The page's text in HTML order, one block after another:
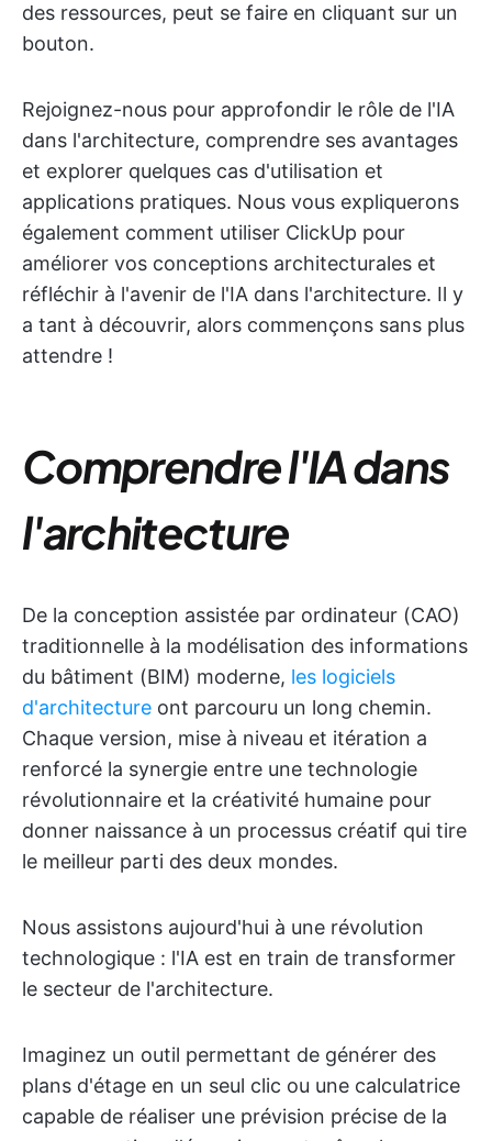
des ressources, peut se faire en cliquant sur un
bouton.
Rejoignez-nous pour approfondir le rôle de l'IA
dans l'architecture, comprendre ses avantages
et explorer quelques cas d'utilisation et
applications pratiques. Nous vous expliquerons
également comment utiliser ClickUp pour
améliorer vos conceptions architecturales et
réfléchir à l'avenir de l'IA dans l'architecture. Il y
a tant à découvrir, alors commençons sans plus
attendre !
Comprendre l'IA dans
l'architecture
De la conception assistée par ordinateur (CAO)
traditionnelle à la modélisation des informations
du bâtiment (BIM) moderne, les logiciels
d'architecture ont parcouru un long chemin.
Chaque version, mise à niveau et itération a
renforcé la synergie entre une technologie
révolutionnaire et la créativité humaine pour
donner naissance à un processus créatif qui tire
le meilleur parti des deux mondes.
Nous assistons aujourd'hui à une révolution
technologique : l'IA est en train de transformer
le secteur de l'architecture.
Imaginez un outil permettant de générer des
plans d'étage en un seul clic ou une calculatrice
capable de réaliser une prévision précise de la